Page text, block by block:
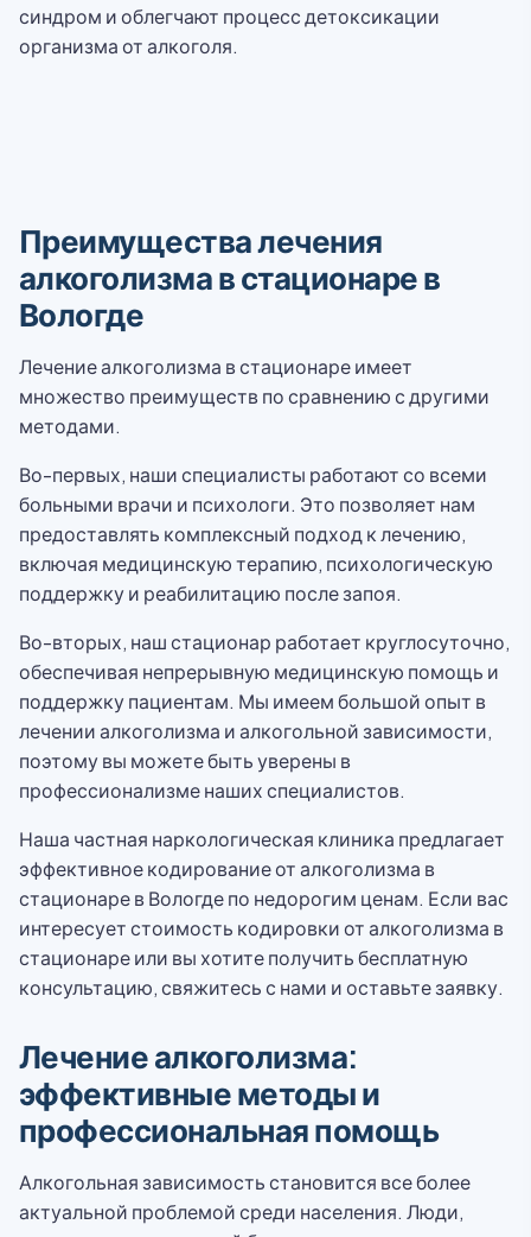
синдром и облегчают процесс детоксикации
организма от алкоголя.
Преимущества лечения
алкоголизма в стационаре в
Вологде
Лечение алкоголизма в стационаре имеет
множество преимуществ по сравнению с другими
методами.
Во-первых, наши специалисты работают со всеми
больными врачи и психологи. Это позволяет нам
предоставлять комплексный подход к лечению,
включая медицинскую терапию, психологическую
поддержку и реабилитацию после запоя.
Во-вторых, наш стационар работает круглосуточно,
обеспечивая непрерывную медицинскую помощь и
поддержку пациентам. Мы имеем большой опыт в
лечении алкоголизма и алкогольной зависимости,
поэтому вы можете быть уверены в
профессионализме наших специалистов.
Наша частная наркологическая клиника предлагает
эффективное кодирование от алкоголизма в
стационаре в Вологде по недорогим ценам. Если вас
интересует стоимость кодировки от алкоголизма в
стационаре или вы хотите получить бесплатную
консультацию, свяжитесь с нами и оставьте заявку.
Лечение алкоголизма:
эффективные методы и
профессиональная помощь
Алкогольная зависимость становится все более
актуальной проблемой среди населения. Люди,